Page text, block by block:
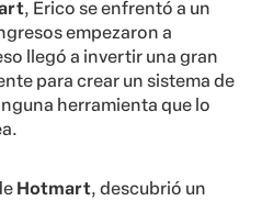
, Erico se enfrentó a un
empezaron a
llegó a invertir una gran
para crear un sistema de
herramienta que lo
Hotmart, descubrió un